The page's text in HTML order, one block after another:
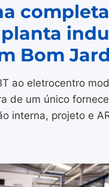
Bom
ao eletrocentro
de um único
interna, projeto e